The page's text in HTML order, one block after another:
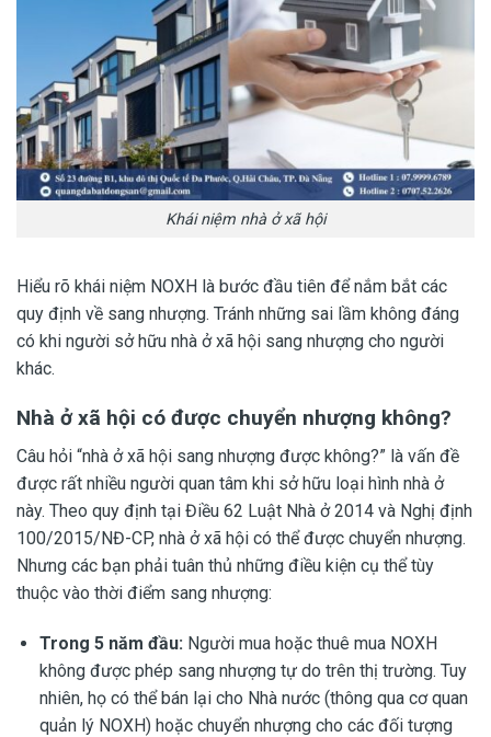
Khái niệm nhà ở xã hội
Hiểu rõ khái niệm NOXH là bước đầu tiên để nắm bắt các
quy định về sang nhượng. Tránh những sai lầm không đáng
có khi người sở hữu nhà ở xã hội sang nhượng cho người
khác.
Nhà ở xã hội có được chuyển nhượng không?
Câu hỏi “nhà ở xã hội sang nhượng được không?” là vấn đề
được rất nhiều người quan tâm khi sở hữu loại hình nhà ở
này. Theo quy định tại Điều 62 Luật Nhà ở 2014 và Nghị định
100/2015/NĐ-CP, nhà ở xã hội có thể được chuyển nhượng.
Nhưng các bạn phải tuân thủ những điều kiện cụ thể tùy
thuộc vào thời điểm sang nhượng:
Trong 5 năm đầu: Người mua hoặc thuê mua NOXH
không được phép sang nhượng tự do trên thị trường. Tuy
nhiên, họ có thể bán lại cho Nhà nước (thông qua cơ quan
quản lý NOXH) hoặc chuyển nhượng cho các đối tượng